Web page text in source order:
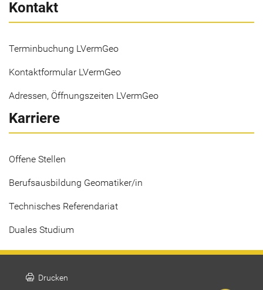
Kontakt
Terminbuchung LVermGeo
Kontaktformular LVermGeo
Adressen, Öffnungszeiten LVermGeo
Karriere
Offene Stellen
Berufsausbildung Geomatiker/in
Technisches Referendariat
Duales Studium
print Drucken